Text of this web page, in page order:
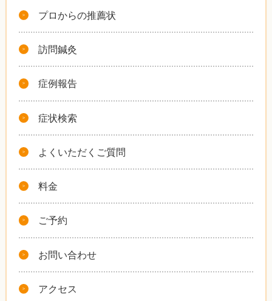
プロからの推薦状
訪問鍼灸
症例報告
症状検索
よくいただくご質問
料金
ご予約
お問い合わせ
アクセス